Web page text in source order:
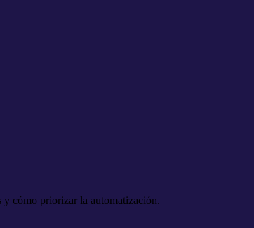
y cómo priorizar la automatización.